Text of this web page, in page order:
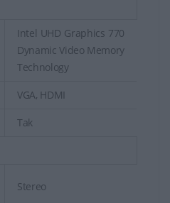
Intel UHD Graphics 770
Dynamic Video Memory
Technology
VGA, HDMI
Tak
Stereo